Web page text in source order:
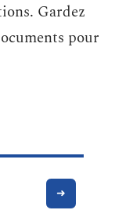
Gardez
pour